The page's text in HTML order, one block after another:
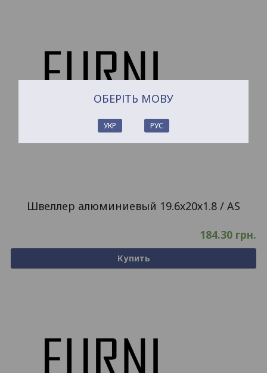
Швеллер алюминиевый 19.6х20х1.8 / AS
184.30 грн.
Купить
ОБЕРІТЬ МОВУ
УКР РУС